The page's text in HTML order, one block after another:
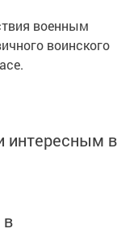
военным
воинского
интересным в
в